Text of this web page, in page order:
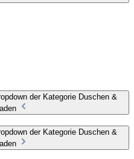
der Kategorie Duschen &
der Kategorie Duschen &